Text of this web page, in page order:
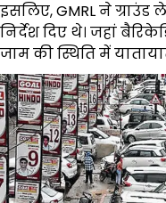
इसलिए, GMRL ने
निर्देश दिए थे। जहां
जाम की स्थिति में